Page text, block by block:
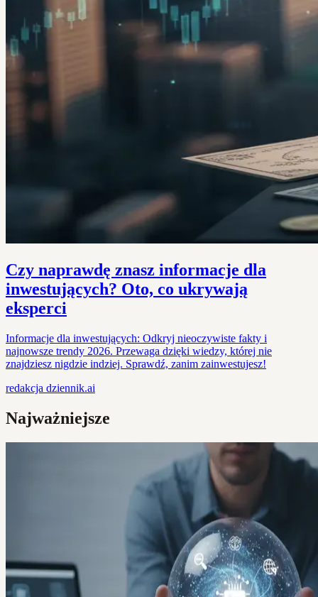
Czy naprawdę znasz informacje dla
inwestujących? Oto, co ukrywają
eksperci
Informacje dla inwestujących: Odkryj nieoczywiste fakty i
najnowsze trendy 2026. Przewaga dzięki wiedzy, której nie
znajdziesz nigdzie indziej. Sprawdź, zanim zainwestujesz!
redakcja dziennik.ai
Najważniejsze